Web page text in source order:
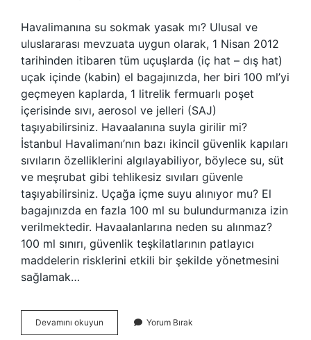
Havalimanına su sokmak yasak mı? Ulusal ve
uluslararası mevzuata uygun olarak, 1 Nisan 2012
tarihinden itibaren tüm uçuşlarda (iç hat – dış hat)
uçak içinde (kabin) el bagajınızda, her biri 100 ml’yi
geçmeyen kaplarda, 1 litrelik fermuarlı poşet
içerisinde sıvı, aerosol ve jelleri (SAJ)
taşıyabilirsiniz. Havaalanına suyla girilir mi?
İstanbul Havalimanı’nın bazı ikincil güvenlik kapıları
sıvıların özelliklerini algılayabiliyor, böylece su, süt
ve meşrubat gibi tehlikesiz sıvıları güvenle
taşıyabilirsiniz. Uçağa içme suyu alınıyor mu? El
bagajınızda en fazla 100 ml su bulundurmanıza izin
verilmektedir. Havaalanlarına neden su alınmaz?
100 ml sınırı, güvenlik teşkilatlarının patlayıcı
maddelerin risklerini etkili bir şekilde yönetmesini
sağlamak…
Devamını okuyun Havalimanına
Su
Yorum Bırak